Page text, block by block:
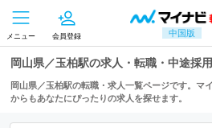
中国版
メニュー 会員登録
岡山県／玉柏駅の求人・転職・中途採
岡山県／玉柏駅の転職・求人一覧ページです。マ
からもあなたにぴったりの求人を探せます。